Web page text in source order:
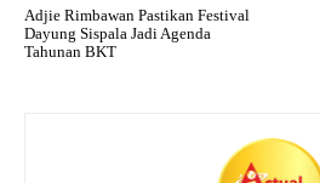
Adjie Rimbawan Pastikan Festival
Dayung Sispala Jadi Agenda
Tahunan BKT